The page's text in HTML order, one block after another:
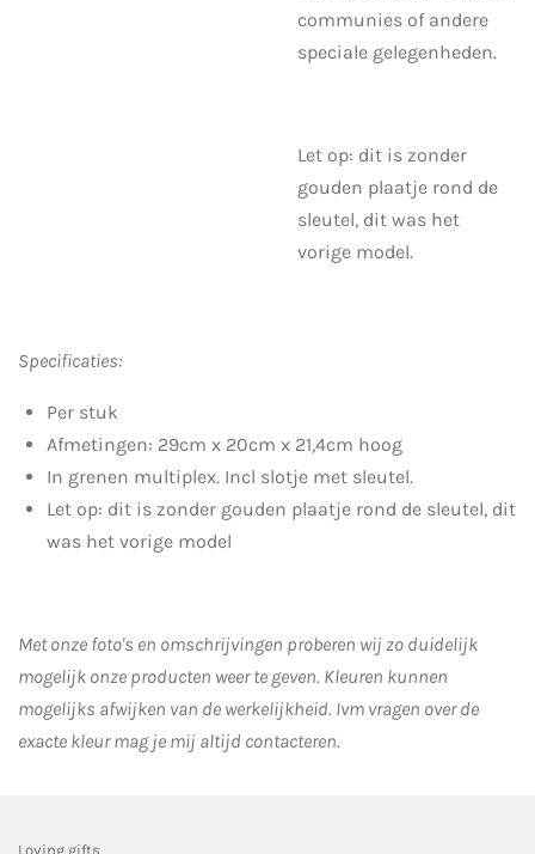
communies of andere
speciale gelegenheden.
Let op: dit is zonder
gouden plaatje rond de
sleutel, dit was het
vorige model.
Specificaties:
Per stuk
Afmetingen: 29cm x 20cm x 21,4cm hoog
In grenen multiplex. Incl slotje met sleutel.
Let op: dit is zonder gouden plaatje rond de sleutel, dit
was het vorige model
Met onze foto's en omschrijvingen proberen wij zo duidelijk
mogelijk onze producten weer te geven. Kleuren kunnen
mogelijks afwijken van de werkelijkheid. Ivm vragen over de
exacte kleur mag je mij altijd contacteren.
Loving gifts